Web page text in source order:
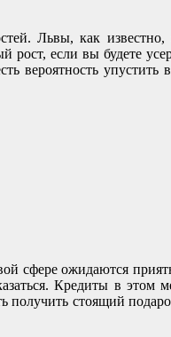
Львы, как
если вы будете
вероятность
сфере ожидаются
Кредиты в этом
стоящий